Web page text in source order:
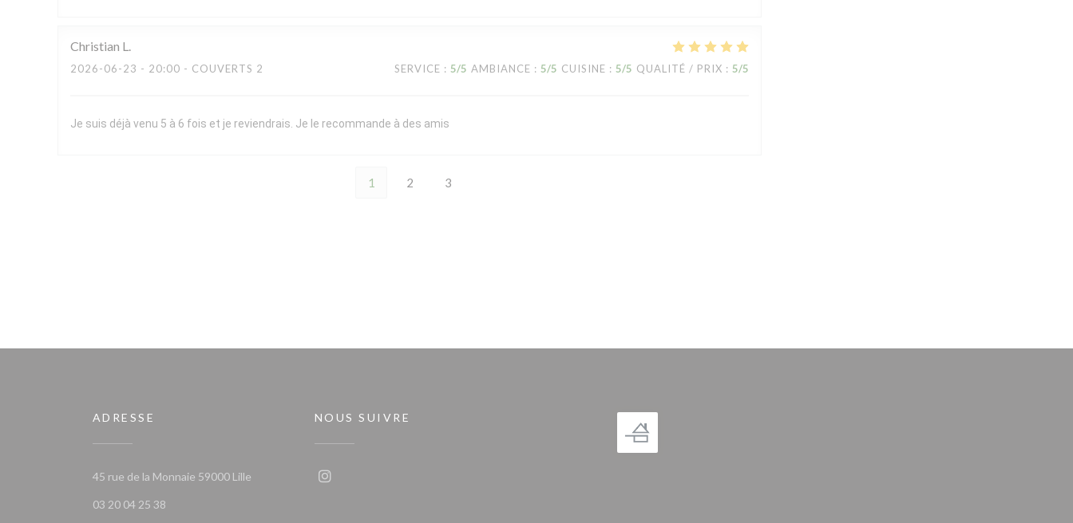
Christian L
2026-06-23 - 20:00 - COUVERTS 2 SERVICE : 5/5 AMBIANCE : 5/5 CUISINE : 5/5 QUALITÉ / PRIX : 5/5
Je suis déjà venu 5 à 6 fois et je reviendrais. Je le recommande à des amis
1 2 3
ADRESSE
45 rue de la Monnaie 59000 Lille((ouvre une nouvelle fenêtre))
03 20 04 25 38
NOUS SUIVRE